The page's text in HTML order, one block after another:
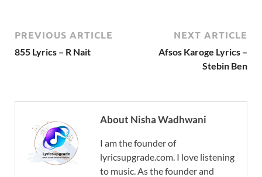
PREVIOUS ARTICLE
855 Lyrics – R Nait
NEXT ARTICLE
Afsos Karoge Lyrics –
Stebin Ben
About Nisha Wadhwani
I am the founder of
lyricsupgrade.com. I love listening
to music. As the founder and